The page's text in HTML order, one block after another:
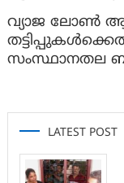
വ്യാജ ലോൺ
സംസ്ഥാനതല
LATEST POST